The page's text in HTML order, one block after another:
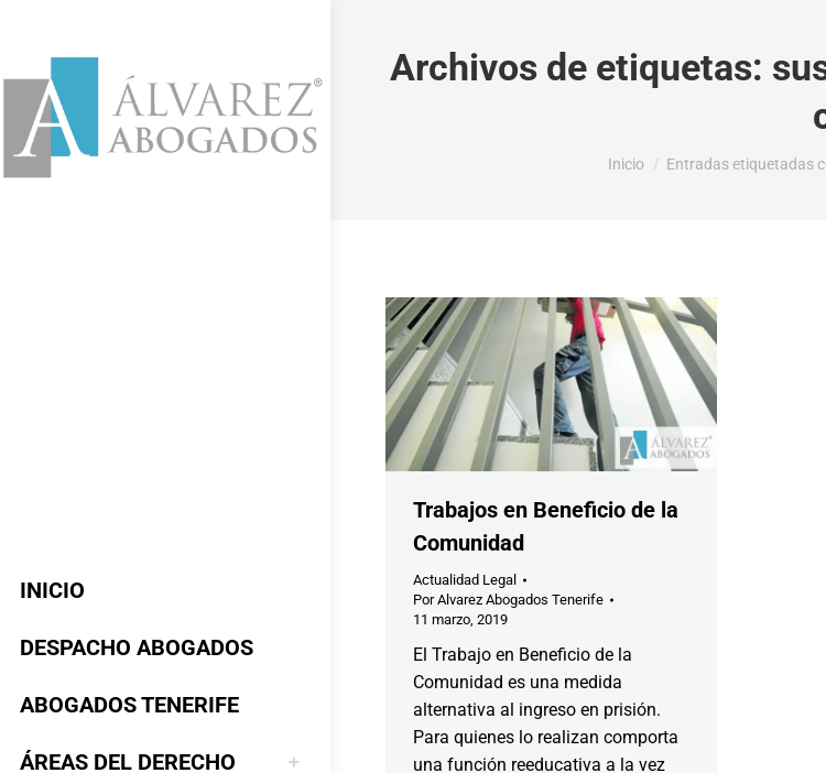
INICIO
DESPACHO ABOGADOS
ABOGADOS TENERIFE
ÁREAS DEL DERECHO
Archivos de etiquetas:
Estás aquí:
Inicio Entradas etiquetadas
Trabajos en Beneficio de la
Comunidad
Actualidad Legal
PorAlvarez Abogados Tenerife
11 marzo, 2019
El Trabajo en Beneficio de la
Comunidad es una medida
alternativa al ingreso en prisión.
Para quienes lo realizan comporta
una función reeducativa a la vez